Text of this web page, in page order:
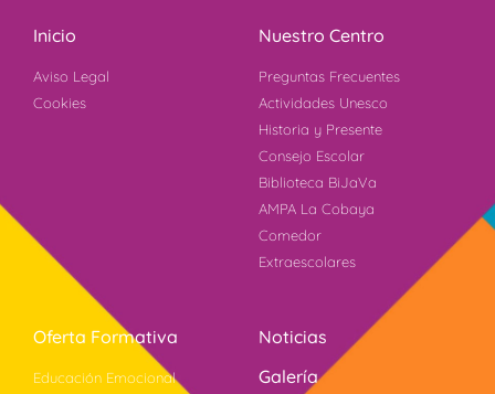
Inicio
Aviso Legal
Cookies
Nuestro Centro
Preguntas Frecuentes
Actividades Unesco
Historia y Presente
Consejo Escolar
Biblioteca BiJaVa
AMPA La Cobaya
Comedor
Extraescolares
Oferta Formativa
Educación Emocional
Noticias
Galería